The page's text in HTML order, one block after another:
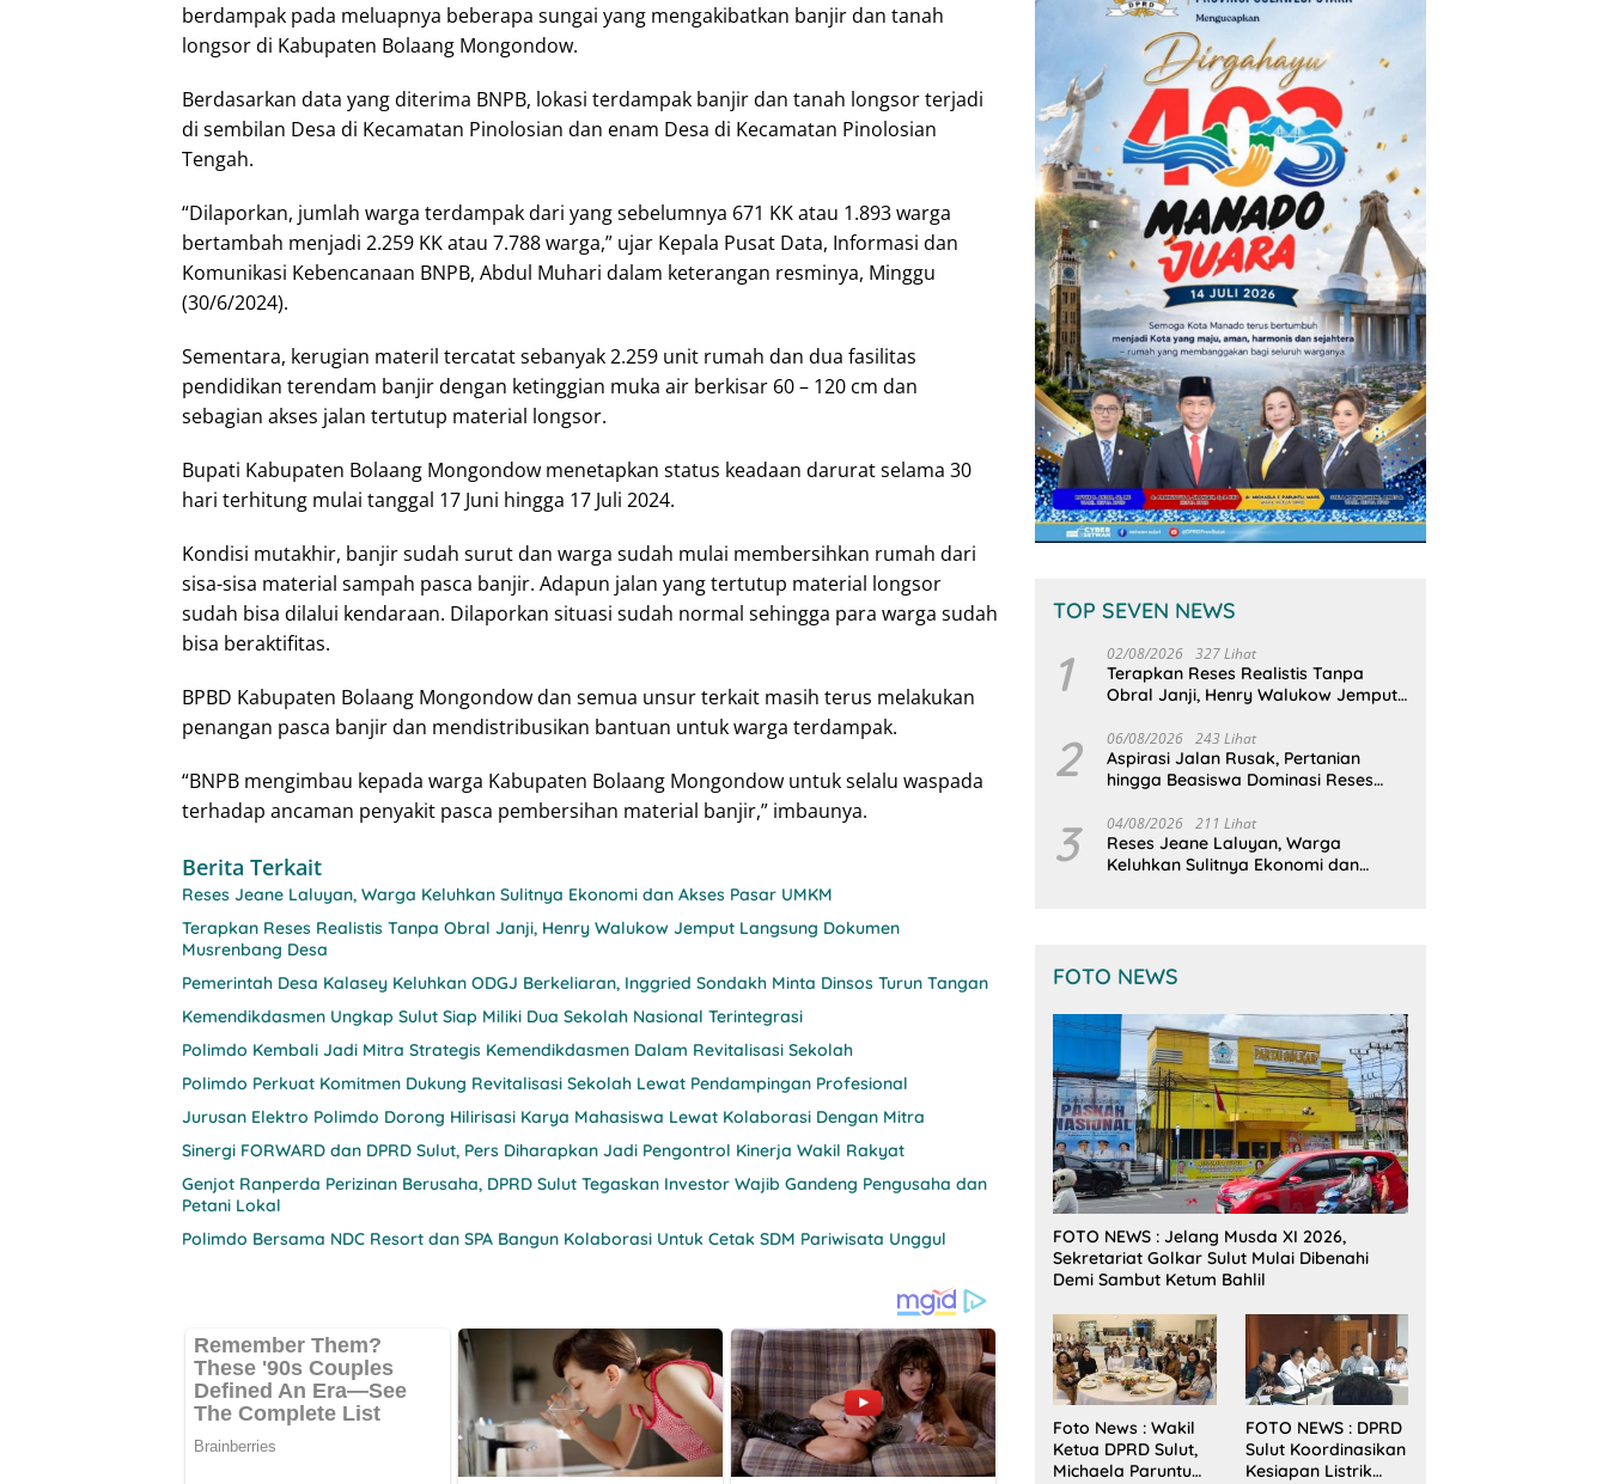
berdampak pada meluapnya beberapa sungai yang mengakibatkan banjir dan tanah
longsor di Kabupaten Bolaang Mongondow.
Berdasarkan data yang diterima BNPB, lokasi terdampak banjir dan tanah longsor terjadi
di sembilan Desa di Kecamatan Pinolosian dan enam Desa di Kecamatan Pinolosian
Tengah.
“Dilaporkan, jumlah warga terdampak dari yang sebelumnya 671 KK atau 1.893 warga
bertambah menjadi 2.259 KK atau 7.788 warga,” ujar Kepala Pusat Data, Informasi dan
Komunikasi Kebencanaan BNPB, Abdul Muhari dalam keterangan resminya, Minggu
(30/6/2024).
Sementara, kerugian materil tercatat sebanyak 2.259 unit rumah dan dua fasilitas
pendidikan terendam banjir dengan ketinggian muka air berkisar 60 – 120 cm dan
sebagian akses jalan tertutup material longsor.
Bupati Kabupaten Bolaang Mongondow menetapkan status keadaan darurat selama 30
hari terhitung mulai tanggal 17 Juni hingga 17 Juli 2024.
Kondisi mutakhir, banjir sudah surut dan warga sudah mulai membersihkan rumah dari
sisa-sisa material sampah pasca banjir. Adapun jalan yang tertutup material longsor
sudah bisa dilalui kendaraan. Dilaporkan situasi sudah normal sehingga para warga sudah
bisa beraktifitas.
BPBD Kabupaten Bolaang Mongondow dan semua unsur terkait masih terus melakukan
penangan pasca banjir dan mendistribusikan bantuan untuk warga terdampak.
“BNPB mengimbau kepada warga Kabupaten Bolaang Mongondow untuk selalu waspada
terhadap ancaman penyakit pasca pembersihan material banjir,” imbaunya.
Berita Terkait
Reses Jeane Laluyan, Warga Keluhkan Sulitnya Ekonomi dan Akses Pasar UMKM
Terapkan Reses Realistis Tanpa Obral Janji, Henry Walukow Jemput Langsung Dokumen
Musrenbang Desa
Pemerintah Desa Kalasey Keluhkan ODGJ Berkeliaran, Inggried Sondakh Minta Dinsos Turun Tangan
Kemendikdasmen Ungkap Sulut Siap Miliki Dua Sekolah Nasional Terintegrasi
Polimdo Kembali Jadi Mitra Strategis Kemendikdasmen Dalam Revitalisasi Sekolah
Polimdo Perkuat Komitmen Dukung Revitalisasi Sekolah Lewat Pendampingan Profesional
Jurusan Elektro Polimdo Dorong Hilirisasi Karya Mahasiswa Lewat Kolaborasi Dengan Mitra
Sinergi FORWARD dan DPRD Sulut, Pers Diharapkan Jadi Pengontrol Kinerja Wakil Rakyat
Genjot Ranperda Perizinan Berusaha, DPRD Sulut Tegaskan Investor Wajib Gandeng Pengusaha dan
Petani Lokal
Polimdo Bersama NDC Resort dan SPA Bangun Kolaborasi Untuk Cetak SDM Pariwisata Unggul
TOP SEVEN NEWS
1 02/08/2026 327 Lihat
Terapkan Reses Realistis Tanpa
Obral Janji, Henry Walukow Jemput
Desa
2 06/08/2026 243 Lihat
Aspirasi Jalan Rusak, Pertanian
hingga Beasiswa Dominasi Reses
3 04/08/2026 211 Lihat
Reses Jeane Laluyan, Warga
Keluhkan Sulitnya Ekonomi dan
FOTO NEWS
FOTO NEWS : Jelang Musda XI 2026,
Sekretariat Golkar Sulut Mulai Dibenahi
Demi Sambut Ketum Bahlil
Foto News : Wakil
Ketua DPRD Sulut,
Michaela Paruntu
FOTO NEWS : DPRD
Sulut Koordinasikan
Kesiapan Listrik